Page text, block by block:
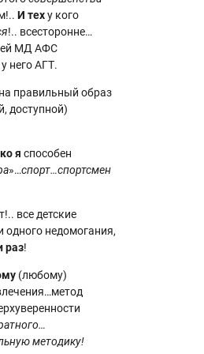
И теху кого
!.. всесторонне…
МД АФС
у него АГТ.
правильный образ
доступной)
я способен
»…спорт…спортсмен
все детские
одного недомогания,
раз!
(любому)
методику!